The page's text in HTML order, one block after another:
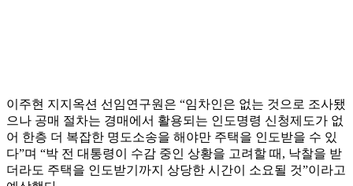
이주현 지지옥션 선임연구원은 “임차인은 없는 것으로 조사됐
으나 공매 절차는 경매에서 활용되는 인도명령 신청제도가 없
어 한층 더 복잡한 명도소송을 해야만 주택을 인도받을 수 있
다”며 “박 전 대통령이 수감 중인 상황을 고려할 때, 낙찰을 받
더라도 주택을 인도받기까지 상당한 시간이 소요될 것”이라고